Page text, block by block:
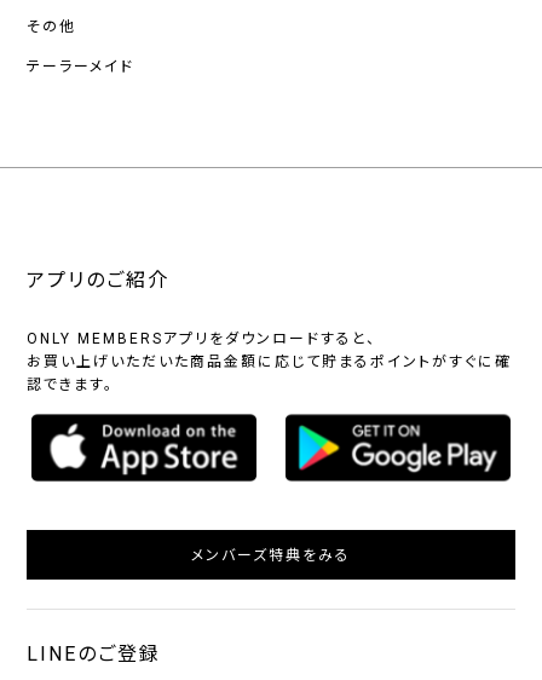
その他
テーラーメイド
アプリのご紹介
ONLY MEMBERSアプリをダウンロードすると、
お買い上げいただいた商品金額に応じて貯まるポイントがすぐに確
認できます。
メンバーズ特典をみる
LINEのご登録